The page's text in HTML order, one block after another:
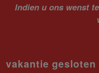
Indien u ons wenst
vakantie gesloten